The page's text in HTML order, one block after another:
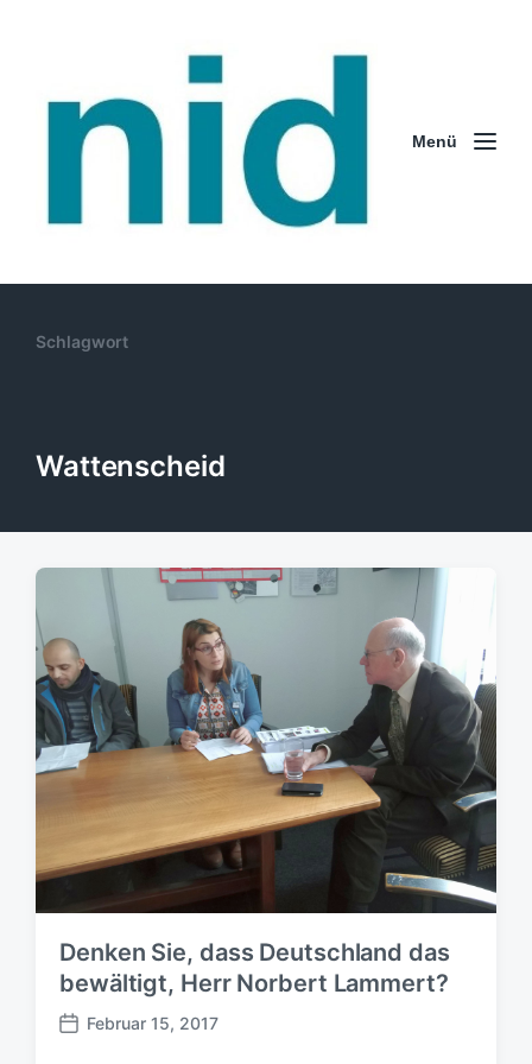
Menü
Schlagwort
Wattenscheid
Denken Sie, dass Deutschland das
bewältigt, Herr Norbert Lammert?
B
Februar 15, 2017